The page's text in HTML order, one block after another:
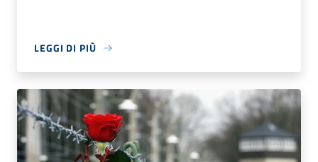
LEGGI DI PIÙ